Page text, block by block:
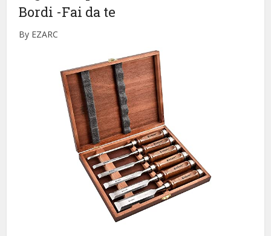
Bordi -Fai da te
By EZARC